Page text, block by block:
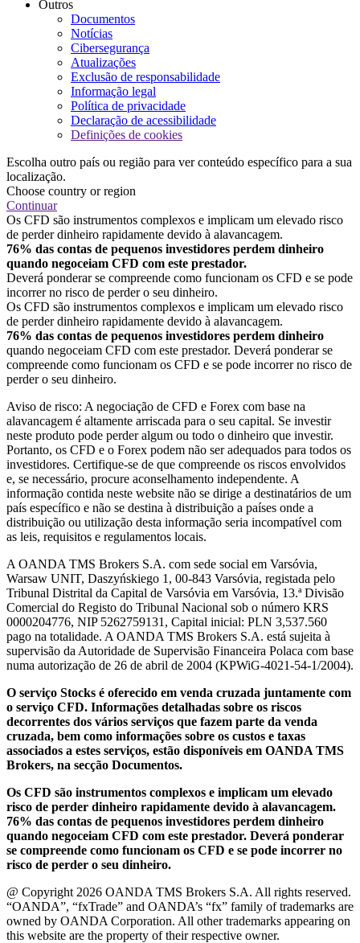
Outros
Documentos
Notícias
Cibersegurança
Atualizações
Exclusão de responsabilidade
Informação legal
Política de privacidade
Declaração de acessibilidade
Definições de cookies
Escolha outro país ou região para ver conteúdo específico para a sua
localização.
Choose country or region
Continuar
Os CFD são instrumentos complexos e implicam um elevado risco
de perder dinheiro rapidamente devido à alavancagem.
76% das contas de pequenos investidores perdem dinheiro
quando negoceiam CFD com este prestador.
Deverá ponderar se compreende como funcionam os CFD e se pode
incorrer no risco de perder o seu dinheiro.
Os CFD são instrumentos complexos e implicam um elevado risco
de perder dinheiro rapidamente devido à alavancagem.
76% das contas de pequenos investidores perdem dinheiro
quando negoceiam CFD com este prestador. Deverá ponderar se
compreende como funcionam os CFD e se pode incorrer no risco de
perder o seu dinheiro.
Aviso de risco: A negociação de CFD e Forex com base na
alavancagem é altamente arriscada para o seu capital. Se investir
neste produto pode perder algum ou todo o dinheiro que investir.
Portanto, os CFD e o Forex podem não ser adequados para todos os
investidores. Certifique-se de que compreende os riscos envolvidos
e, se necessário, procure aconselhamento independente. A
informação contida neste website não se dirige a destinatários de um
país específico e não se destina à distribuição a países onde a
distribuição ou utilização desta informação seria incompatível com
as leis, requisitos e regulamentos locais.
A OANDA TMS Brokers S.A. com sede social em Varsóvia,
Warsaw UNIT, Daszyńskiego 1, 00-843 Varsóvia, registada pelo
Tribunal Distrital da Capital de Varsóvia em Varsóvia, 13.ª Divisão
Comercial do Registo do Tribunal Nacional sob o número KRS
0000204776, NIP 5262759131, Capital inicial: PLN 3,537.560
pago na totalidade. A OANDA TMS Brokers S.A. está sujeita à
supervisão da Autoridade de Supervisão Financeira Polaca com base
numa autorização de 26 de abril de 2004 (KPWiG-4021-54-1/2004).
O serviço Stocks é oferecido em venda cruzada juntamente com
o serviço CFD. Informações detalhadas sobre os riscos
decorrentes dos vários serviços que fazem parte da venda
cruzada, bem como informações sobre os custos e taxas
associados a estes serviços, estão disponíveis em OANDA TMS
Brokers, na secção Documentos.
Os CFD são instrumentos complexos e implicam um elevado
risco de perder dinheiro rapidamente devido à alavancagem.
76% das contas de pequenos investidores perdem dinheiro
quando negoceiam CFD com este prestador. Deverá ponderar
se compreende como funcionam os CFD e se pode incorrer no
risco de perder o seu dinheiro.
@ Copyright 2026 OANDA TMS Brokers S.A. All rights reserved.
“OANDA”, “fxTrade” and OANDA’s “fx” family of trademarks are
owned by OANDA Corporation. All other trademarks appearing on
this website are the property of their respective owner.